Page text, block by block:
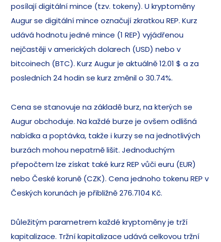
posílají digitální mince (tzv. tokeny). U kryptoměny
Augur se digitální mince označují zkratkou REP. Kurz
udává hodnotu jedné mince (1 REP) vyjádřenou
nejčastěji v amerických dolarech (USD) nebo v
bitcoinech (BTC). Kurz Augur je aktuálně 12.01 $ a za
posledních 24 hodin se kurz změnil o 30.74%.
Cena se stanovuje na základě burz, na kterých se
Augur obchoduje. Na každé burze je ovšem odlišná
nabídka a poptávka, takže i kurzy se na jednotlivých
burzách mohou nepatrně lišit. Jednoduchým
přepočtem lze získat také kurz REP vůči euru (EUR)
nebo České koruně (CZK). Cena jednoho tokenu REP v
Českých korunách je přibližně 276.7104 Kč.
Důležitým parametrem každé kryptoměny je trží
kapitalizace. Tržní kapitalizace udává celkovou tržní